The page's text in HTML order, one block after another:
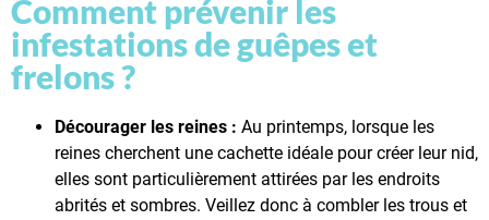
Comment prévenir les
infestations de guêpes et
frelons ?
Décourager les reines : Au printemps, lorsque les
reines cherchent une cachette idéale pour créer leur nid,
elles sont particulièrement attirées par les endroits
abrités et sombres. Veillez donc à combler les trous et